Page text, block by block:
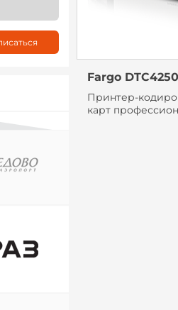
Fargo
Принтер-
карт